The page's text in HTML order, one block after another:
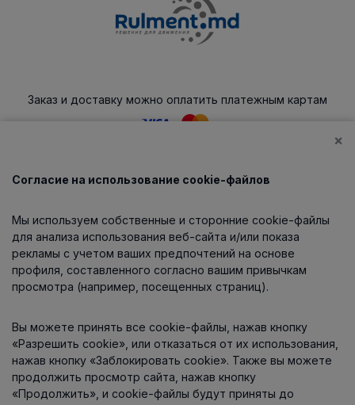
Заказ и доставку можно оплатить платежным картам
Каталог
О компании
Информация
Контакты
×
Согласие на использование cookie-файлов
Мы используем собственные и сторонние cookie-файлы
для анализа использования веб-сайта и/или показа
рекламы с учетом ваших предпочтений на основе
профиля, составленного согласно вашим привычкам
просмотра (например, посещенных страниц).
Вы можете принять все cookie-файлы, нажав кнопку
«Разрешить cookie», или отказаться от их использования,
нажав кнопку «Заблокировать cookie». Также вы можете
продолжить просмотр сайта, нажав кнопку
«Продолжить», и cookie-файлы будут приняты до